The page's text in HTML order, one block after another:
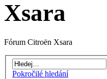
Fórum Citroën Xsara
Pokročilé hledání